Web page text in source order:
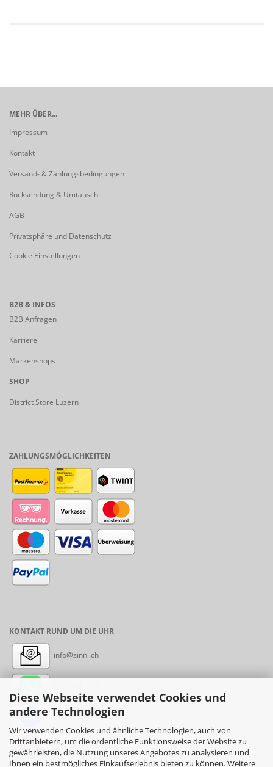
Diese Webseite verwendet Cookies und
andere Technologien
Wir verwenden Cookies und ähnliche Technologien, auch von
Drittanbietern, um die ordentliche Funktionsweise der Website zu
gewährleisten, die Nutzung unseres Angebotes zu analysieren und
Ihnen ein bestmögliches Einkaufserlebnis bieten zu können. Weitere
MEHR ÜBER...
Impressum
Kontakt
Versand- & Zahlungsbedingungen
Rücksendung & Umtausch
AGB
Privatsphäre und Datenschutz
Cookie Einstellungen
B2B & INFOS
B2B Anfragen
Karriere
Markenshops
SHOP
District Store Luzern
ZAHLUNGSMÖGLICHKEITEN
KONTAKT RUND UM DIE UHR
info@sinni.ch
Messenger: sinni.ch
Instagram: sinni_ch